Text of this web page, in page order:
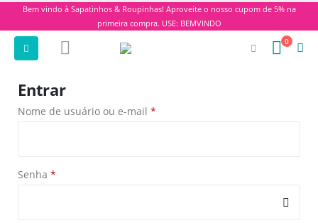
Bem vindo à Sapatinhos & Roupinhas! Aproveite o nosso cupom de 5% na
primeira compra. USE: BEMVINDO
0
Entrar
Nome de usuário ou e-mail *
Senha *